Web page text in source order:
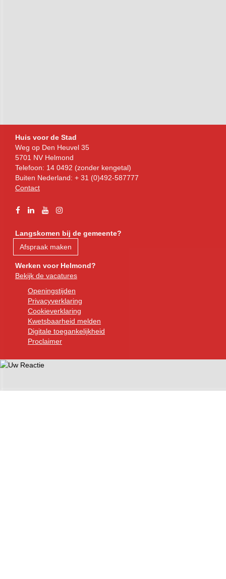
Bezoekadres
Huis voor de Stad
Weg op Den Heuvel 35
5701 NV Helmond
Telefoon: 14 0492 (zonder kengetal)
Buiten Nederland: + 31 (0)492-587777
Contact
FacebookLinkedinYouTubeInstagram
Langskomen bij de gemeente?
Afspraak maken
Werken voor Helmond?
Bekijk de vacatures
Openingstijden
Privacyverklaring
Cookieverklaring
Kwetsbaarheid melden
Digitale toegankelijkheid
Proclaimer